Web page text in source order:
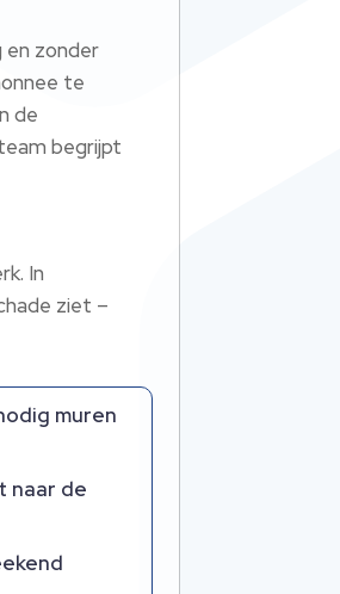
en zonder
te
de
begrijpt
In
ziet –
muren
naar de